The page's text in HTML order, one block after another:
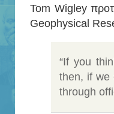
Tom Wigley
Geophysical
“If you
then, if we
through